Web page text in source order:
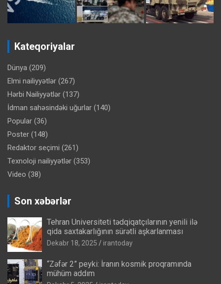
Kateqoriyalar
Dünya (209)
Elmi nailiyyətlər (267)
Hərbi Nailiyyətlər (137)
İdman sahəsindəki uğurlar (140)
Popular (36)
Poster (148)
Redaktor seçimi (261)
Texnoloji nailiyyətlər (353)
Video (38)
Son xəbərlər
Tehran Universiteti tədqiqatçılarının yenili ilə
qida saxtakarlığının sürətli aşkarlanması
Dekabr 18, 2025 irantoday
“Zəfər 2” peyki: İranın kosmik proqramında
mühüm addım